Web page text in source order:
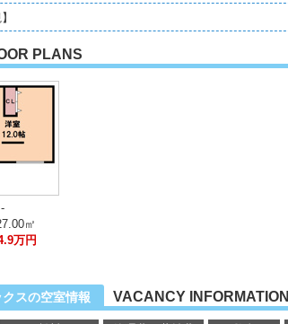
PLANS
-
㎡
万円
スの空室情報 VACANCY INFORMATION